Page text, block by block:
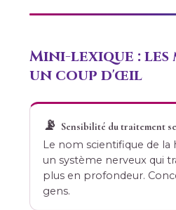
Mini-lexique : les
un coup d'œil
📡 Sensibilité du traitement
Le nom scientifique de la
un système nerveux qui
plus en profondeur.
gens.